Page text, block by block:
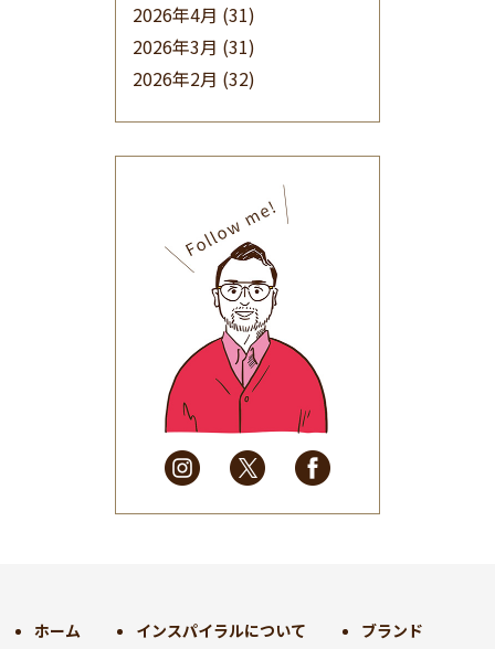
2026年4月 (31)
2026年3月 (31)
2026年2月 (32)
(32)
2025年9月(30)
2025年8月(31)
2025年7月(37)
2025年6月(48)
2025年5月
(41)
2025年4月
(32)
2025年3月(31)
2025年2月
(28)
2025年1月
(34)
2024年9月(30)
ホーム インスパイラルについて ブランド